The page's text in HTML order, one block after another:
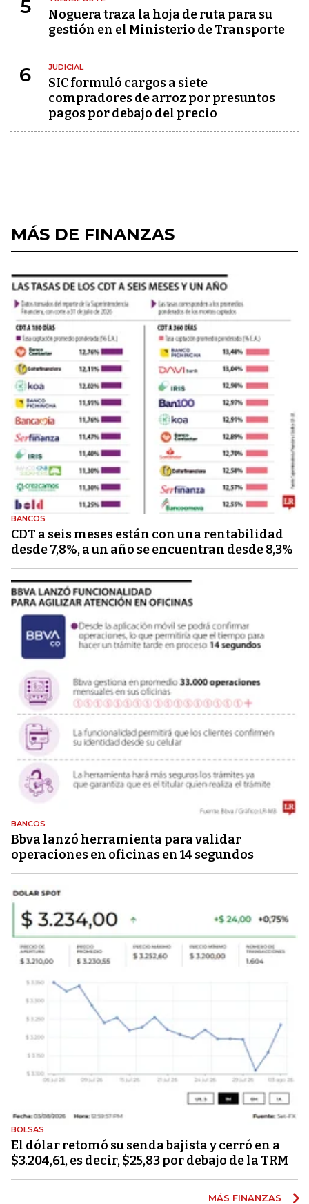
5
Noguera traza la hoja de ruta para su
gestión en el Ministerio de Transporte
6 JUDICIAL
SIC formuló cargos a siete
compradores de arroz por presuntos
pagos por debajo del precio
MÁS DE FINANZAS
BANCOS
CDT a seis meses están con una rentabilidad
desde 7,8%, a un año se encuentran desde 8,3%
BANCOS
Bbva lanzó herramienta para validar
operaciones en oficinas en 14 segundos
BOLSAS
El dólar retomó su senda bajista y cerró en a
$3.204,61, es decir, $25,83 por debajo de la TRM
MÁS FINANZAS